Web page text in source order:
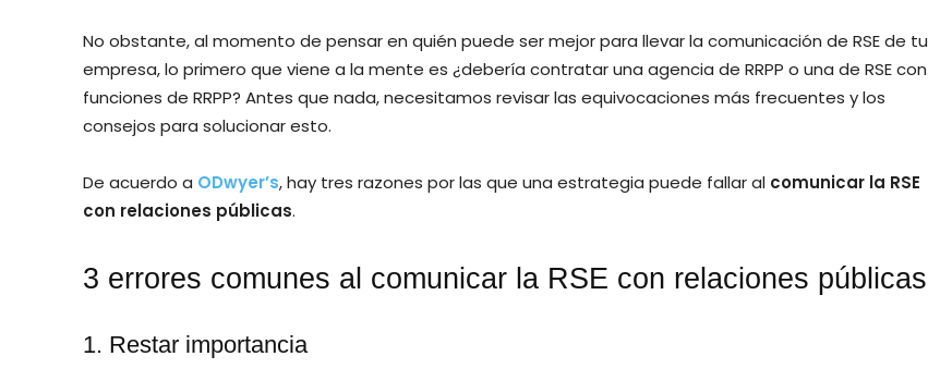
No obstante, al momento de pensar en quién puede ser mejor para llevar la comunicación de RSE de tu
empresa, lo primero que viene a la mente es ¿debería contratar una agencia de RRPP o una de RSE con
funciones de RRPP? Antes que nada, necesitamos revisar las equivocaciones más frecuentes y los
consejos para solucionar esto.
De acuerdo a ODwyer’s, hay tres razones por las que una estrategia puede fallar al comunicar la RSE
con relaciones públicas.
3 errores comunes al comunicar la RSE con relaciones públicas
1. Restar importancia